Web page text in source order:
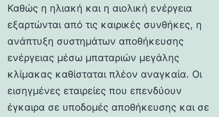
Καθώς η ηλιακή και η αιολική ενέργεια
εξαρτώνται από τις καιρικές συνθήκες, η
ανάπτυξη συστημάτων αποθήκευσης
ενέργειας μέσω μπαταριών μεγάλης
κλίμακας καθίσταται πλέον αναγκαία. Οι
εισηγμένες εταιρείες που επενδύουν
έγκαιρα σε υποδομές αποθήκευσης και σε